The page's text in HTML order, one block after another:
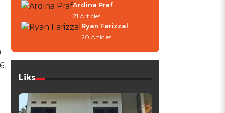
Ardina Praf
21 Articles
Ryan Farizzal
20 Articles
Liks